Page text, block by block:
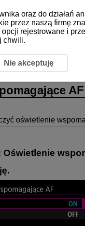
AF
oświetlenie
Oświetlenie
oraz do działań
przez naszą firmę
rejestrowane i
chwili.
Nie akceptuję